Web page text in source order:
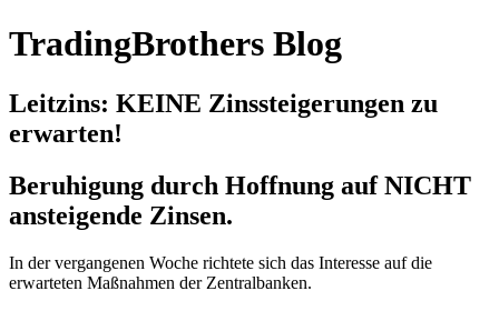
TradingBrothers Blog
Leitzins: KEINE Zinssteigerungen zu
erwarten!
Beruhigung durch Hoffnung auf NICHT
ansteigende Zinsen.
In der vergangenen Woche richtete sich das Interesse auf die
erwarteten Maßnahmen der Zentralbanken.